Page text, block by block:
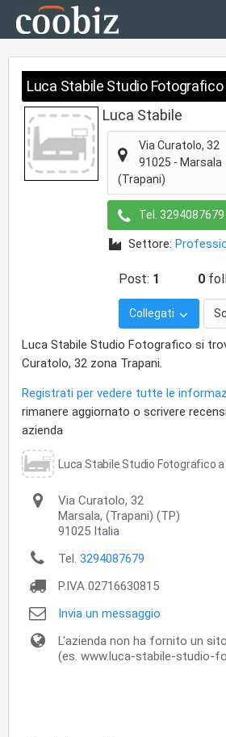
Luca Stabile Studio Fotografico
Luca Stabile
Via Curatolo, 32
91025 - Marsala
(Trapani)
Tel. 3294087679
Settore:
Post: 1 0
Collegati
Luca Stabile Studio Fotografico si
Curatolo, 32 zona Trapani.
Registrati per vedere tutte le
rimanere aggiornato o scrivere
azienda
Luca Stabile Studio Fotografico
Via Curatolo, 32
Marsala, (Trapani) (TP)
91025 Italia
Tel. 3294087679
P.IVA 02716630815
Invia un messaggio
L'azienda non ha fornito un
(es. www.luca-stabile-studio-